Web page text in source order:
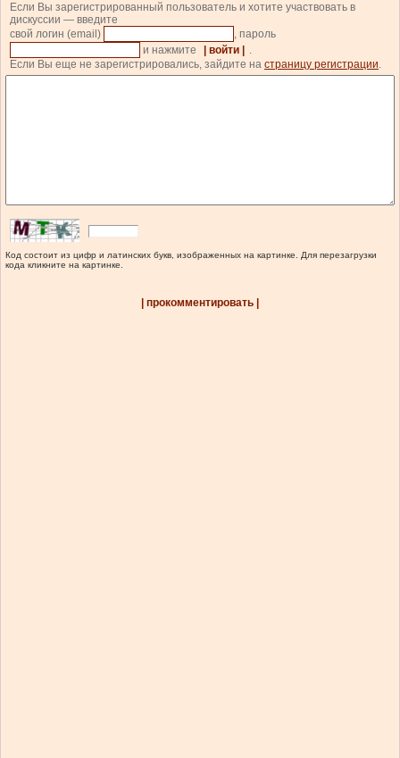
Если Вы зарегистрированный пользователь и хотите участвовать в
дискуссии — введите
свой логин (email)
, пароль
и нажмите
| войти |
.
Если Вы еще не зарегистрировались, зайдите на страницу регистрации.
Код состоит из цифр и латинских букв, изображенных на картинке. Для перезагрузки
кода кликните на картинке.
| прокомментировать |